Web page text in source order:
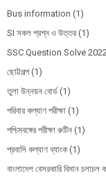
Bus information (1)
SI সকল প্রশ্ন ও উত্তর (1)
SSC Question Solve 2022
ছোট্টগল্প (1)
তুলা উন্নয়ন বোর্ড (1)
পরিবার কল্যাণ পরীক্ষা (1)
পশ্চিমবঙ্গের পরীক্ষা রুটিন (1)
প্রবাসি কল্যাণ ব্যাংক (1)
বাংলাদেশ বেসরকারি বিমান চলাচল